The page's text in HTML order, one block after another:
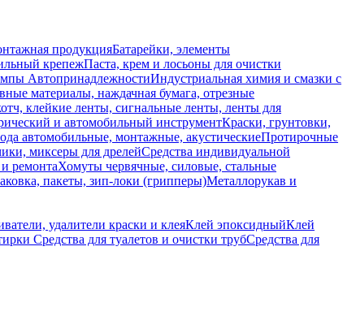
продукцияБатарейки, элементы
крепежПаста, крем и лосьоны для очистки
АвтопринадлежностиИндустриальная химия и смазки с
материалы, наждачная бумага, отрезные
клейкие ленты, сигнальные ленты, ленты для
и автомобильный инструментКраски, грунтовки,
автомобильные, монтажные, акустическиеПротирочные
миксеры для дрелейСредства индивидуальной
ремонтаХомуты червячные, силовые, стальные
пакеты, зип-локи (грипперы)Металлорукав и
удалители краски и клеяКлей эпоксидныйКлей
Средства для туалетов и очистки трубСредства для